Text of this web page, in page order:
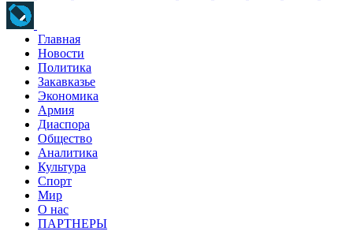
Главная
Новости
Политика
Закавказье
Экономика
Армия
Диаспора
Общество
Аналитика
Культура
Спорт
Мир
О нас
ПАРТНЕРЫ